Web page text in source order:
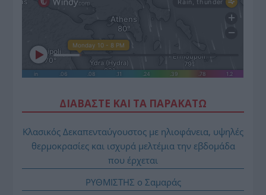
ΔΙΑΒΑΣΤΕ ΚΑΙ ΤΑ ΠΑΡΑΚΑΤΩ
Κλασικός Δεκαπενταύγουστος με ηλιοφάνεια, υψηλές
θερμοκρασίες και ισχυρά μελτέμια την εβδομάδα
που έρχεται
ΡΥΘΜΙΣΤΗΣ ο Σαμαράς